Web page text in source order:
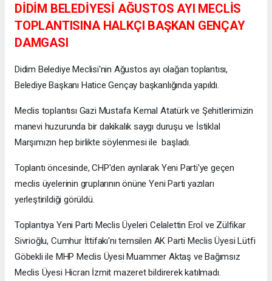
DİDİM BELEDİYESİ AĞUSTOS AYI MECLİS
TOPLANTISINA HALKÇI BAŞKAN GENÇAY
DAMGASI
Didim Belediye Meclisi'nin Ağustos ayı olağan toplantısı,
Belediye Başkanı Hatice Gençay başkanlığında yapıldı.
Meclis toplantısı Gazi Mustafa Kemal Atatürk ve Şehitlerimizin
manevi huzurunda bir dakikalık saygı duruşu ve İstiklal
Marşımızın hep birlikte söylenmesi ile başladı.
Toplantı öncesinde, CHP'den ayrılarak Yeni Parti'ye geçen
meclis üyelerinin gruplarının önüne Yeni Parti yazıları
yerleştirildiği görüldü.
Toplantıya Yeni Parti Meclis Üyeleri Celalettin Erol ve Zülfikar
Sivrioğlu, Cumhur İttifakı'nı temsilen AK Parti Meclis Üyesi Lütfi
Göbekli ile MHP Meclis Üyesi Muammer Aktaş ve Bağımsız
Meclis Üyesi Hicran İzmit mazeret bildirerek katılmadı.